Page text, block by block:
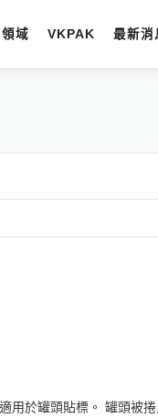
域 VKPAK 最新消
用於罐頭貼標。 罐頭被